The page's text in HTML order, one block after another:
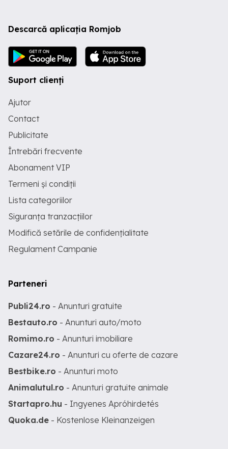
Descarcă aplicația Romjob
Suport clienți
Ajutor
Contact
Publicitate
Întrebări frecvente
Abonament VIP
Termeni și condiții
Lista categoriilor
Siguranța tranzacțiilor
Modifică setările de confidențialitate
Regulament Campanie
Parteneri
Publi24.ro - Anunturi gratuite
Bestauto.ro - Anunturi auto/moto
Romimo.ro - Anunturi imobiliare
Cazare24.ro - Anunturi cu oferte de cazare
Bestbike.ro - Anunturi moto
Animalutul.ro - Anunturi gratuite animale
Startapro.hu - Ingyenes Apróhirdetés
Quoka.de - Kostenlose Kleinanzeigen